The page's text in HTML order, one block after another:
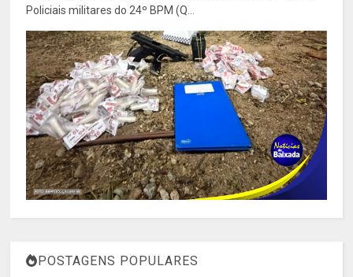
Policiais militares do 24º BPM (Q...
POSTAGENS POPULARES